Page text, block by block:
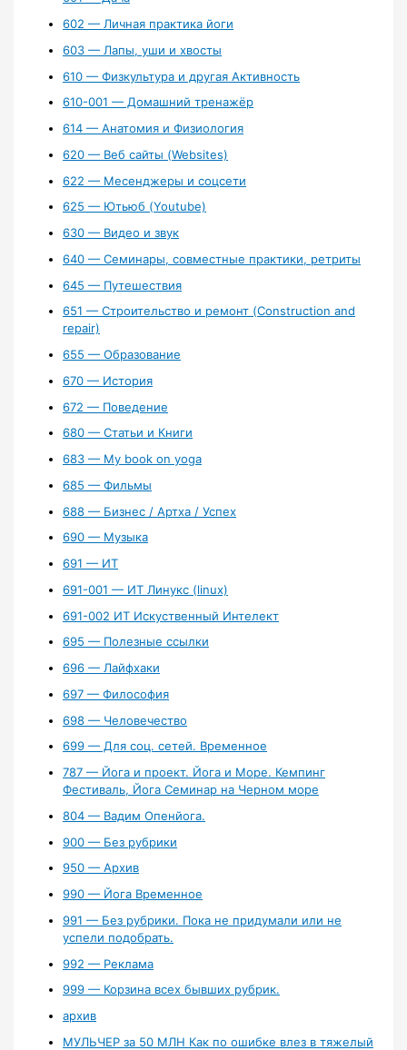
602 — Личная практика йоги
603 — Лапы, уши и хвосты
610 — Физкультура и другая Активность
610-001 — Домашний тренажёр
614 — Анатомия и Физиология
620 — Веб сайты (Websites)
622 — Месенджеры и соцсети
625 — Ютьюб (Youtube)
630 — Видео и звук
640 — Семинары, совместные практики, ретриты
645 — Путешествия
651 — Строительство и ремонт (Construction and
repair)
655 — Образование
670 — История
672 — Поведение
680 — Статьи и Книги
683 — My book on yoga
685 — Фильмы
688 — Бизнес / Артха / Успех
690 — Музыка
691 — ИТ
691-001 — ИТ Линукс (linux)
691-002 ИТ Искуственный Интелект
695 — Полезные ссылки
696 — Лайфхаки
697 — Философия
698 — Человечество
699 — Для соц. сетей. Временное
787 — Йога и проект. Йога и Море. Кемпинг
Фестиваль, Йога Семинар на Черном море
804 — Вадим Опенйога.
900 — Без рубрики
950 — Архив
990 — Йога Временное
991 — Без рубрики. Пока не придумали или не
успели подобрать.
992 — Реклама
999 — Корзина всех бывших рубрик.
архив
МУЛЬЧЕР за 50 МЛН Как по ошибке влез в тяжелый